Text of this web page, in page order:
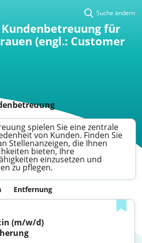
Suche ändern
Kundenbetreuung für
(engl.: Customer
spielen Sie eine zentrale
von Kunden. Finden Sie
Stellenanzeigen, die Ihnen
bieten, Ihre
einzusetzen und
zu pflegen.
Entfernung
(m/w/d)